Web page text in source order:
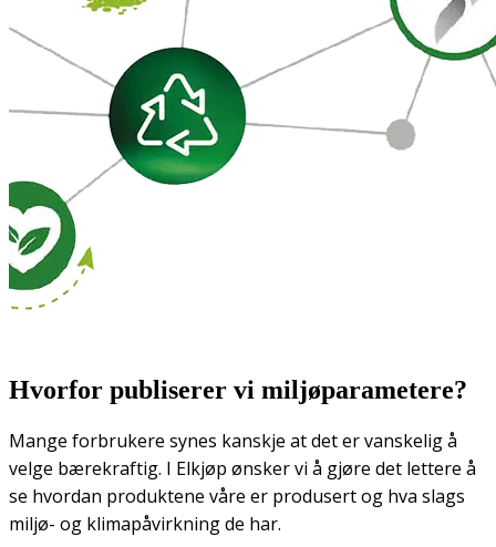
Hvorfor publiserer vi miljøparametere?
Mange forbrukere synes kanskje at det er vanskelig å
velge bærekraftig. I Elkjøp ønsker vi å gjøre det lettere å
se hvordan produktene våre er produsert og hva slags
miljø- og klimapåvirkning de har.